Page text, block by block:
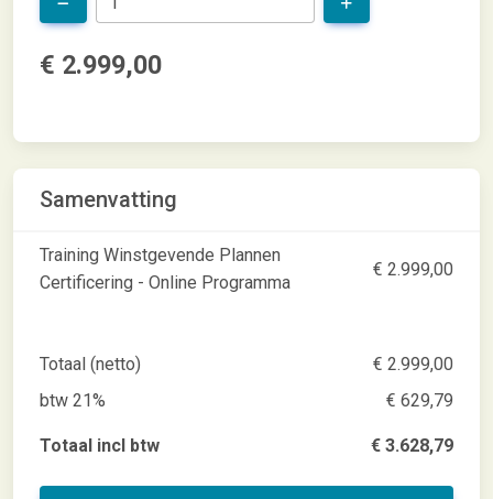
€ 2.999,00
Samenvatting
Training Winstgevende Plannen
Certificering - Online Programma
€ 2.999,00
Totaal (netto)
€ 2.999,00
btw 21%
€ 629,79
Totaal incl btw € 3.628,79